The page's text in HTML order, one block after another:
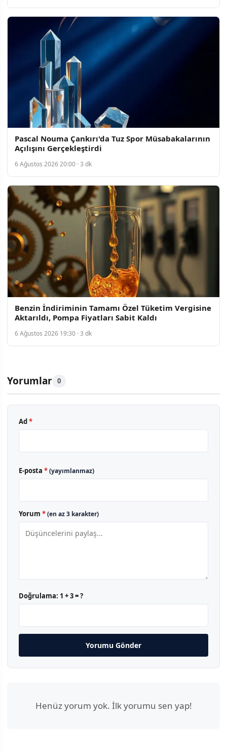
Pascal Nouma Çankırı'da Tuz Spor Müsabakalarının
Açılışını Gerçekleştirdi
6 Ağustos 2026 20:00 · 3 dk
Benzin İndiriminin Tamamı Özel Tüketim Vergisine
Aktarıldı, Pompa Fiyatları Sabit Kaldı
6 Ağustos 2026 19:30 · 3 dk
Yorumlar 0
Ad*
E-posta *(yayımlanmaz)
Yorum *(en az 3 karakter)
Doğrulama: 1 + 3 = ?
Yorumu Gönder
Henüz yorum yok. İlk yorumu sen yap!